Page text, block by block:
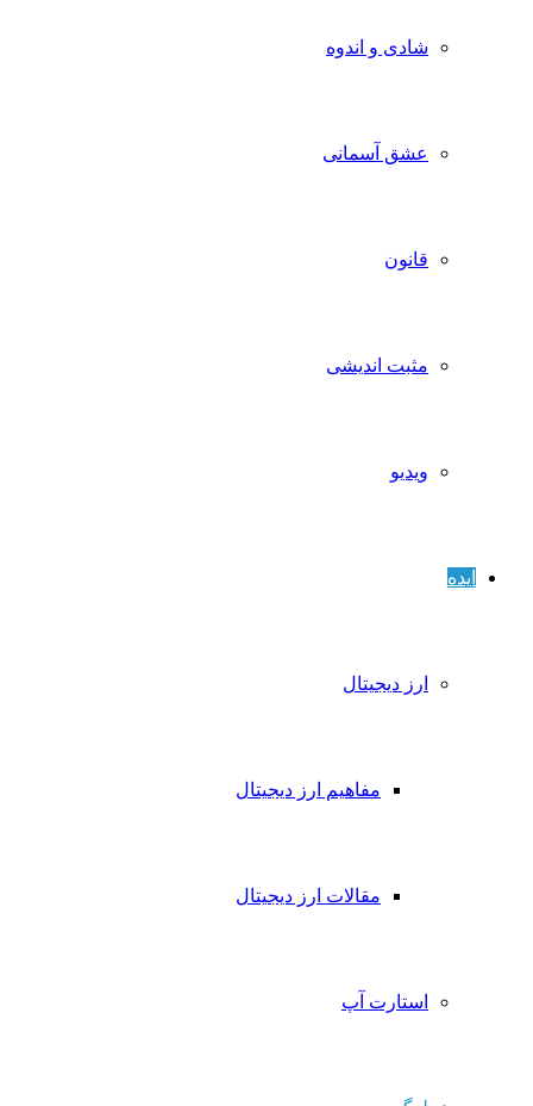
شادی و اندوه
عشق آسمانی
قانون
مثبت اندیشی
ویدیو
ایده
ارز دیجیتال
مفاهیم ارز دیجیتال
مقالات ارز دیجیتال
استارت آپ